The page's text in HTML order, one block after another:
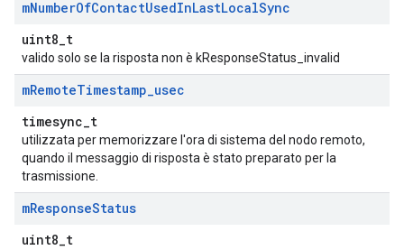
mNumberOfContactUsedInLastLocalSync
uint8_t
valido solo se la risposta non è kResponseStatus_invalid
mRemoteTimestamp_usec
timesync_t
utilizzata per memorizzare l'ora di sistema del nodo remoto,
quando il messaggio di risposta è stato preparato per la
trasmissione.
mResponseStatus
uint8_t